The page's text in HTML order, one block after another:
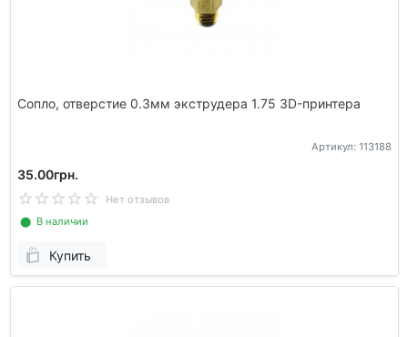
Сопло, отверстие 0.3мм экструдера 1.75 3D-принтера
Артикул: 113188
35.00грн.
Нет отзывов
⬤ В наличии
Купить